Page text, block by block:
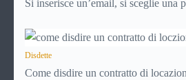
Si inserisce un’email, si sceglie una
avviene in pochi minuti, spesso
capire dove si sta entrando.
Disdette
Come disdire un contratto di